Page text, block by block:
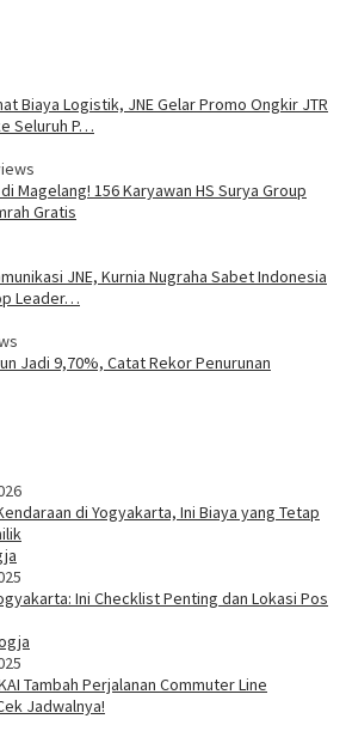
Biaya Logistik, JNE Gelar Promo Ongkir JTR
Seluruh P…
Magelang! 156 Karyawan HS Surya Group
Gratis
JNE, Kurnia Nugraha Sabet Indonesia
Leader…
Jadi 9,70%, Catat Rekor Penurunan
di Yogyakarta, Ini Biaya yang Tetap
Ini Checklist Penting dan Lokasi Pos
Tambah Perjalanan Commuter Line
Jadwalnya!